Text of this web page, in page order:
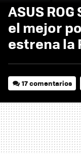
ASUS
el mejor
estrena la
17 comentarios